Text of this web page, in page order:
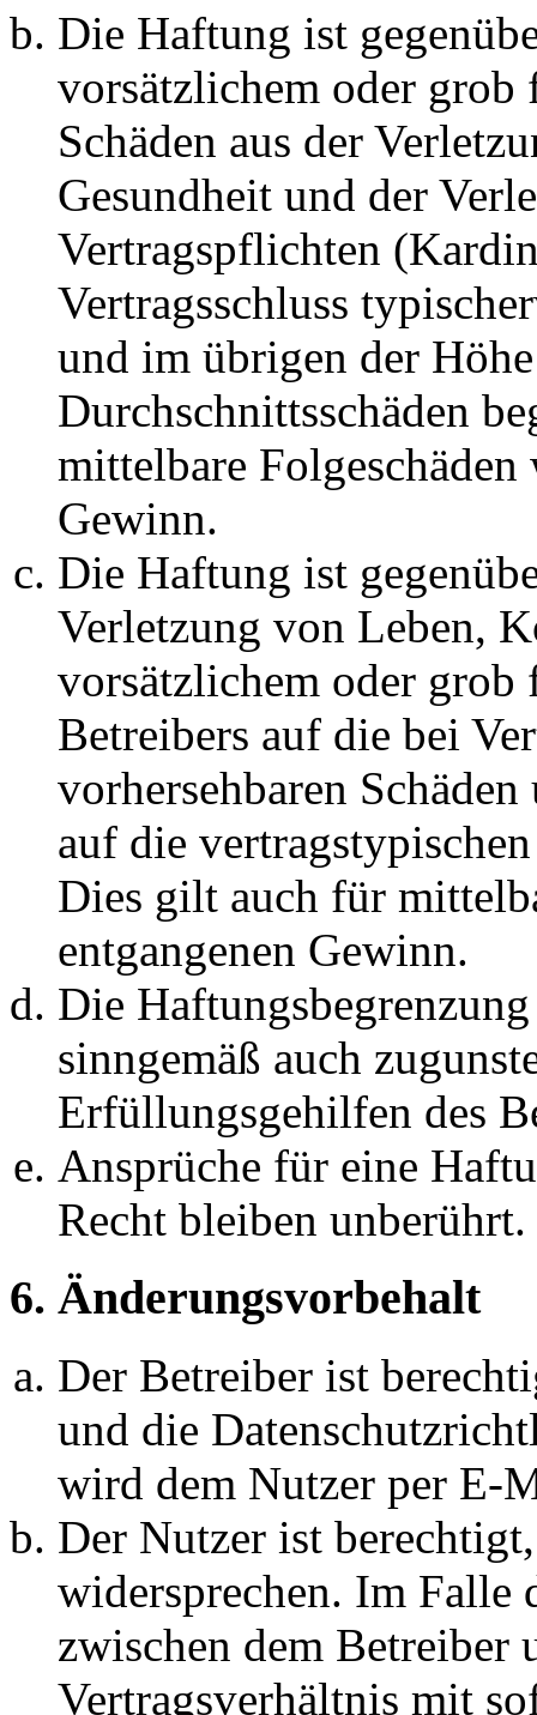
Die Haftung ist
vorsätzlichem oder grob
Schäden aus der
Gesundheit und der
Vertragspflichten
Vertragsschluss
und im übrigen der
Durchschnittsschäden
mittelbare Folgeschäden
Gewinn.
Die Haftung ist
Verletzung von Leben,
vorsätzlichem oder grob
Betreibers auf die bei
vorhersehbaren
auf die
Dies gilt auch für
entgangenen Gewinn.
Die
sinngemäß auch
Erfüllungsgehilfen des
Ansprüche für eine
Recht bleiben unberührt.
6. Änderungsvorbehalt
Der Betreiber ist
und die
wird dem Nutzer per E-
Der Nutzer ist
widersprechen. Im Falle
zwischen dem Betreiber
Vertragsverhältnis mit